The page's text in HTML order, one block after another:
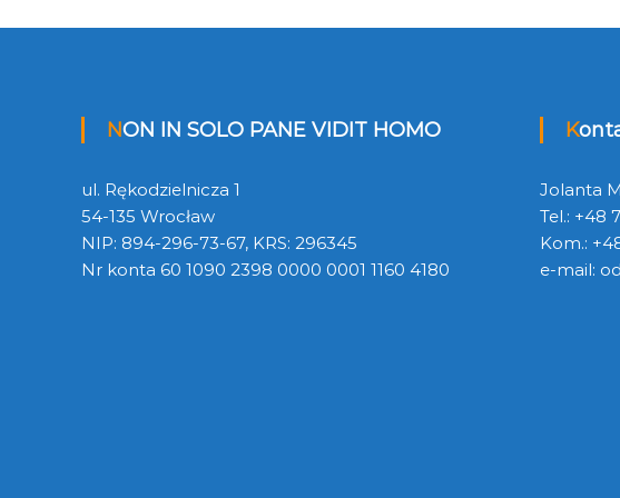
w
g
a
c
NON IN SOLO PANE VIDIT HOMO
ul. Rękodzielnicza 1
54-135 Wrocław
NIP: 894-296-73-67, KRS: 296345
Nr konta 60 1090 2398 0000 0001 1160 4180
Jolanta
Tel.: +48
Kom.:
e-mail: